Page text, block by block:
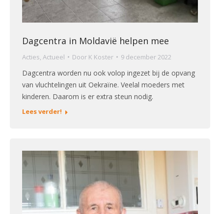
Dagcentra in Moldavië helpen mee
Acties, Actueel Door K Koster 9 december 2022
Dagcentra worden nu ook volop ingezet bij de opvang
van vluchtelingen uit Oekraïne. Veelal moeders met
kinderen. Daarom is er extra steun nodig.
Lees verder!